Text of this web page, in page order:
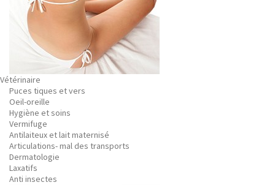
Vétérinaire
Puces tiques et vers
Oeil-oreille
Hygiène et soins
Vermifuge
Antilaiteux et lait maternisé
Articulations- mal des transports
Dermatologie
Laxatifs
Anti insectes